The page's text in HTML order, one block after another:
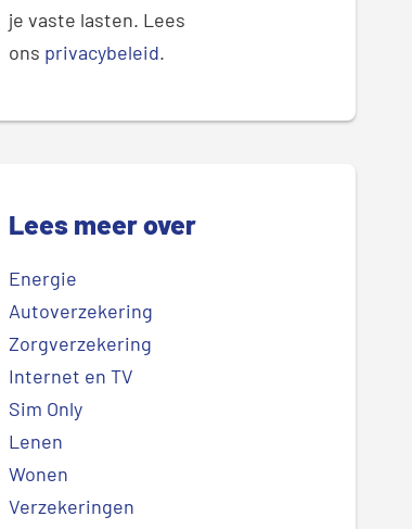
je vaste lasten. Lees
ons privacybeleid.
Lees meer over
Energie
Autoverzekering
Zorgverzekering
Internet en TV
Sim Only
Lenen
Wonen
Verzekeringen